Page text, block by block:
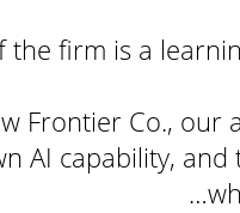
the firm is a
Frontier Co., our
AI capability,